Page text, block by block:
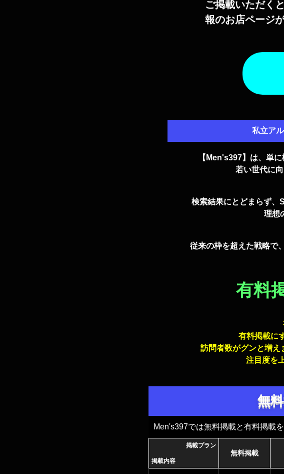
ご掲載いただく
報のお店ページ
私立ア
【Men's397】は、単
若い世代に
検索結果にとどまらず、
理想
従来の枠を超えた戦略で
有料
有料掲載に
訪問者数がグンと増え
注目度を
無
Men's397では無料掲載と有料掲載
掲載プラン
掲載内容
無料掲載